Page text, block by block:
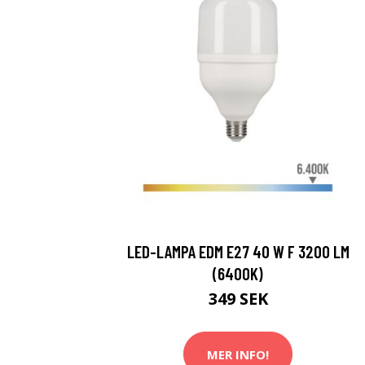
LED-LAMPA EDM E27 40 W F 3200 LM
(6400K)
349 SEK
MER INFO!